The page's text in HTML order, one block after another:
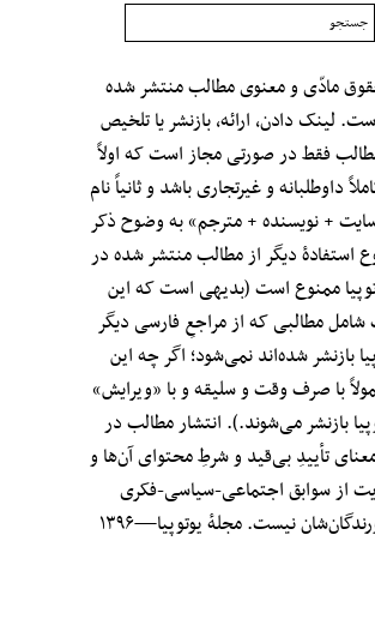
مادّی و معنوی مطالب منتشر شده
لینک دادن، ارائه، بازنشر یا تلخیص
فقط در صورتی مجاز است که اولاً
داوطلبانه و غیرتجاری باشد و ثانیاً نام
+ نویسنده + مترجم» به وضوح ذکر
استفادهٔ دیگر از مطالب منتشر شده در
ممنوع است (بدیهی است که این
مطالبی که از مراجعِ فارسی دیگر
بازنشر شده‌اند نمی‌شود؛ اگر چه این
با صرف وقت و سلیقه و با «ویرایش»
بازنشر می‌شوند.). انتشار مطالب در
معنای تأییدِ بی‌قید‌ و شرطِ محتوای آن‌ها و
از سوابق اجتماعی-سیاسی-فکری
نیست. مجلهٔ یوتوپیا—۱۳۹۶